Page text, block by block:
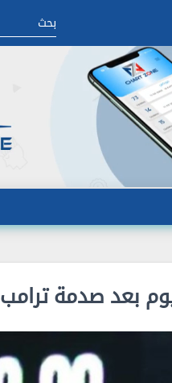
بعد صدمة ترامب